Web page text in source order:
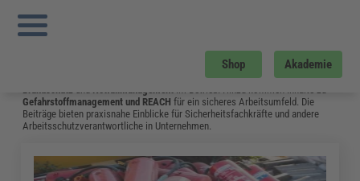
Shop Akademie
Sie sind hier:
Ausbildung und Aufgaben
Hier gibt es aktuelles Fachwissen zu Themen wieArbeitssicherheit,
Gefahrstoffmanagementund REACH für ein sicheres Arbeitsumfeld. Die
Beiträge bieten praxisnahe Einblicke für Sicherheitsfachkräfte und andere
Arbeitsschutzverantwortliche in Unternehmen.